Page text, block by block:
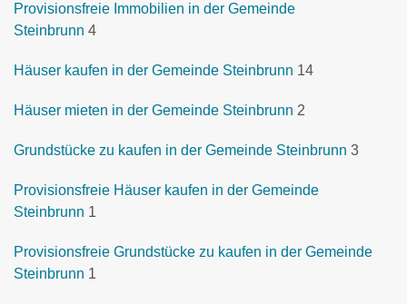
Provisionsfreie Immobilien in der Gemeinde
Steinbrunn 4
Häuser kaufen in der Gemeinde Steinbrunn 14
Häuser mieten in der Gemeinde Steinbrunn 2
Grundstücke zu kaufen in der Gemeinde Steinbrunn 3
Provisionsfreie Häuser kaufen in der Gemeinde
Steinbrunn 1
Provisionsfreie Grundstücke zu kaufen in der Gemeinde
Steinbrunn 1